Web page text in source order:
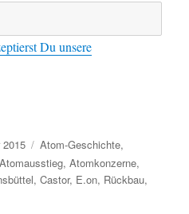
Du unsere
2015 Kategorien
Atom-Geschichte,
Atomausstieg,Atomkonzerne,
,Castor, E.on, Rückbau,